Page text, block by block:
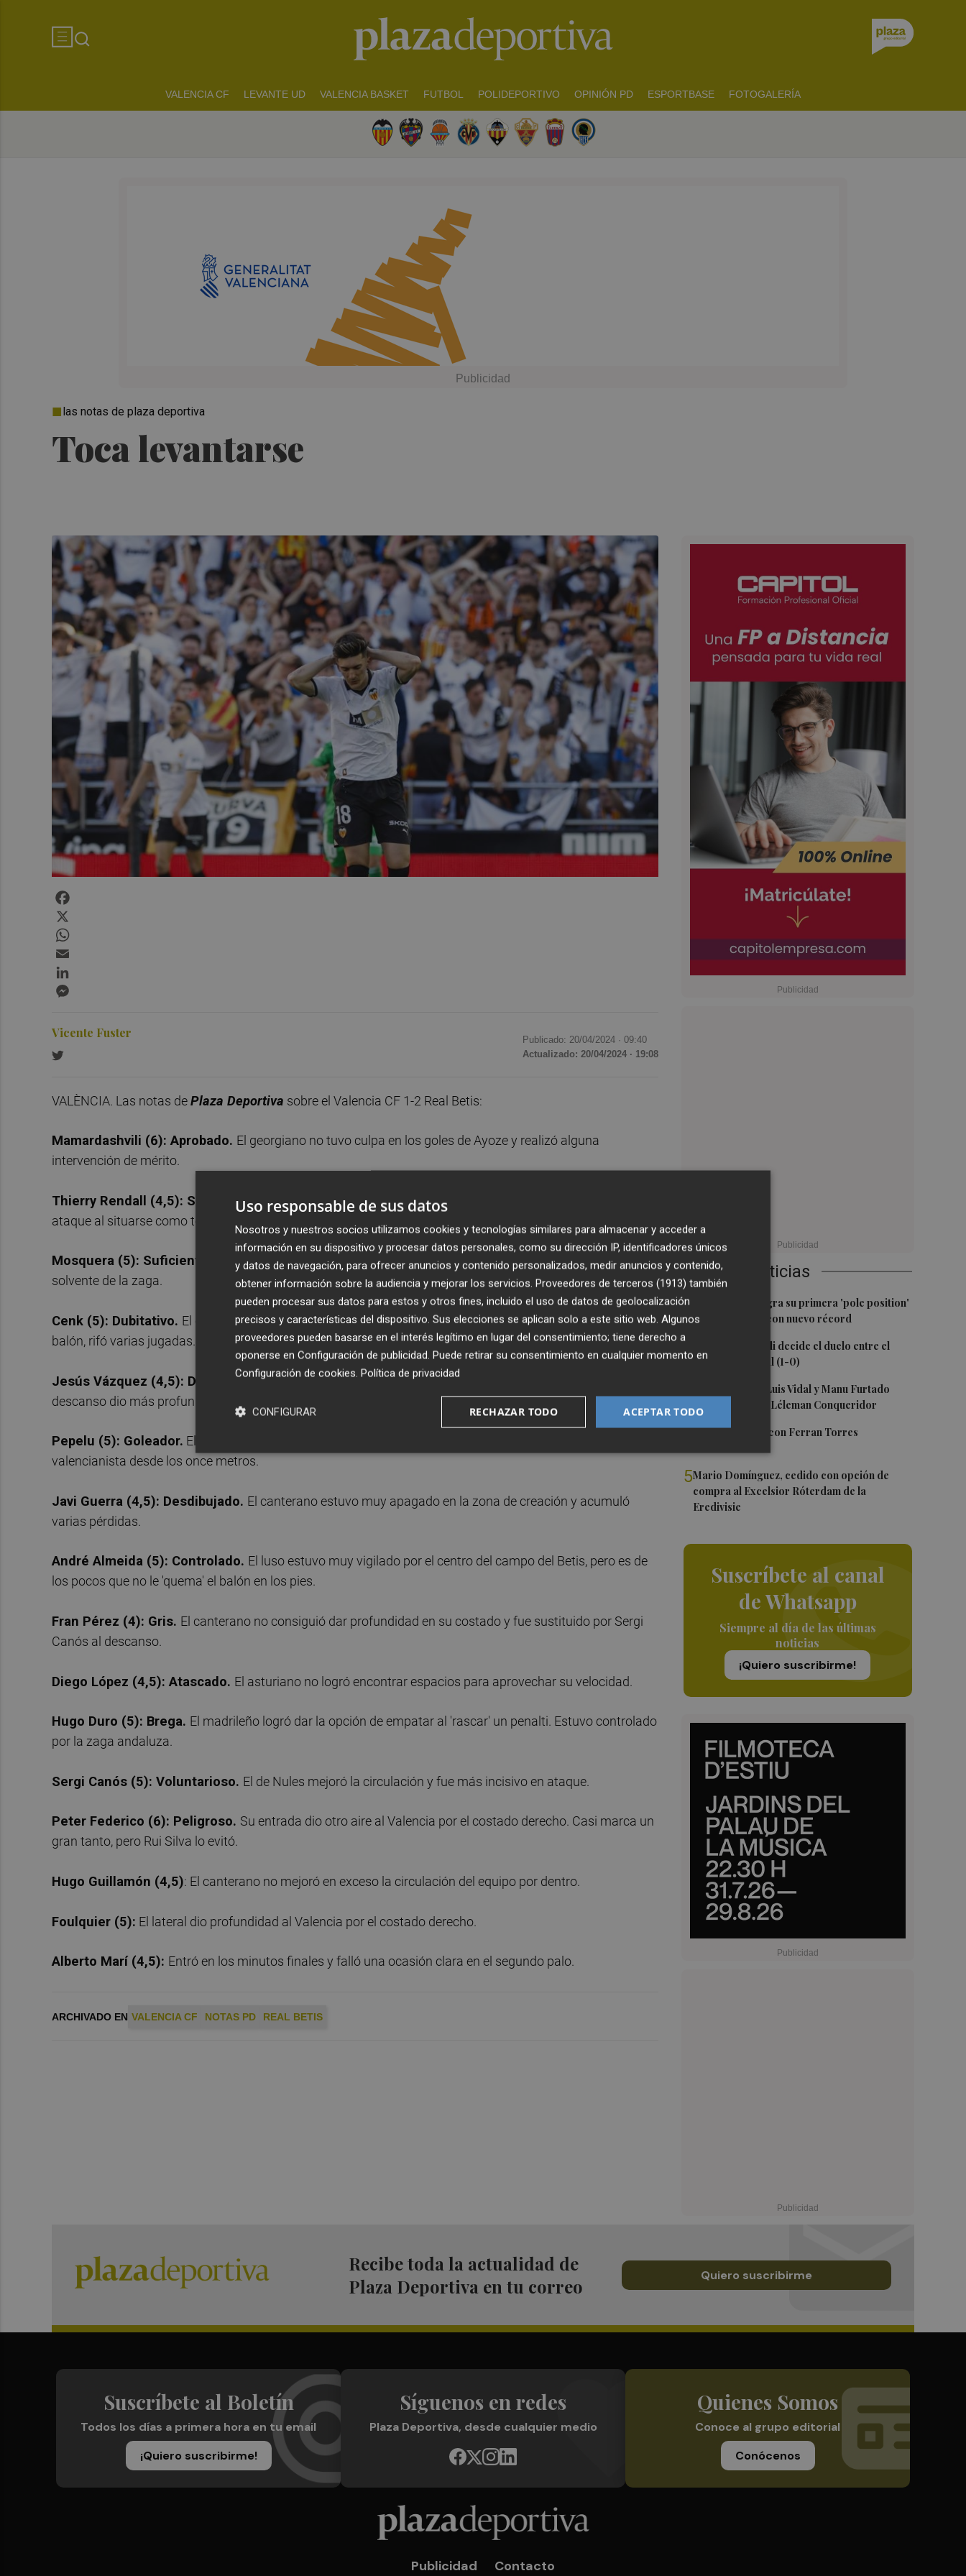
VALENCIA CF LEVANTE UD VALENCIA BASKET FUTBOL POLIDEPORTIVO OPINIÓN PD ESPORTBASE FOTOGALERÍA
Toca levantarse
las notas de plaza deportiva
Últimas Noticias
1
Jorge Martín logra su primera 'pole position'
en Silverstone, con nuevo récord
2
Un gol de Bardeli decide el duelo entre el
Levante y su filial (1-0)
Nacho Huerta, Luis Vidal y Manu Furtado
renuevan con el Léleman Conqueridor
4Foios se vuelca con Ferran Torres
5Mario Domínguez, cedido con opción de
compra al Excelsior Róterdam de la
Eredivisie
Suscríbete al canal
de Whatsapp
Siempre al día de las últimas
noticias
¡Quiero suscribirme!
Vicente Fuster Publicado: 20/04/2024 · 09:40
Actualizado: 20/04/2024 · 19:08
VALÈNCIA. Las notas dePlaza Deportiva sobre el Valencia CF 1-2 Real Betis:
Mamardashvili (6): Aprobado. El georgiano no tuvo culpa en los goles de Ayoze y realizó alguna
intervención de mérito.
Thierry Rendall (4,5): Superado.El Betis encontró varios espacios por su costado y estuvo comedido en
ataque al situarse como tercer central en la salida.
Mosquera (5): Suficiente.
Fue superado por Ayoze en la jugada del primer gol, pero sigue siendo el más
solvente de la zaga.
Cenk (5): Dubitativo. El central turco cometió algún error que pudo costar caro y se atascó en la salida de
balón, rifó varias jugadas.
Jesús Vázquez (4,5): De menos a más.Al canterano le costó entrar al partido en la primera parte, tras el
descanso dio más profundidad.
Pepelu (5): Goleador. El de Denia no logró imponerse al centro del campo del Betis. Hizo el tanto
valencianista desde los once metros.
Javi Guerra (4,5): Desdibujado. El canterano estuvo muy apagado en la zona de creación y acumuló
varias pérdidas.
André Almeida (5): Controlado. El luso estuvo muy vigilado por el centro del campo del Betis, pero es de
los pocos que no le 'quema' el balón en los pies.
Fran Pérez (4): Gris. El canterano no consiguió dar profundidad en su costado y fue sustituido por Sergi
Canós al descanso.
Diego López (4,5): Atascado. El asturiano no logró encontrar espacios para aprovechar su velocidad.
Hugo Duro (5): Brega. El madrileño logró dar la opción de empatar al 'rascar' un penalti. Estuvo controlado
por la zaga andaluza.
Sergi Canós (5): Voluntarioso. El de Nules mejoró la circulación y fue más incisivo en ataque.
Peter Federico (6): Peligroso. Su entrada dio otro aire al Valencia por el costado derecho. Casi marca un
gran tanto, pero Rui Silva lo evitó.
Hugo Guillamón (4,5): El canterano no mejoró en exceso la circulación del equipo por dentro.
Foulquier (5): El lateral dio profundidad al Valencia por el costado derecho.
Alberto Marí (4,5): Entró en los minutos finales y falló una ocasión clara en el segundo palo.
ARCHIVADO EN VALENCIA CF NOTAS PD REAL BETIS
Recibe toda la actualidad de
Plaza Deportiva en tu correo
Quiero suscribirme
Suscríbete al Boletín
Todos los días a primera hora en tu email
¡Quiero suscribirme!
Síguenos en redes
Plaza Deportiva, desde cualquier medio
Quienes Somos
Conoce al grupo editorial
Conócenos
Publicidad Contacto
Uso responsable de sus datos
Nosotros y nuestros socios utilizamos cookies y tecnologías similares para almacenar y acceder a
información en su dispositivo y procesar datos personales, como su dirección IP, identificadores únicos
y datos de navegación, para ofrecer anuncios y contenido personalizados, medir anuncios y contenido,
obtener información sobre la audiencia y mejorar los servicios. Proveedores de terceros (1913) también
pueden procesar sus datos para estos y otros fines, incluido el uso de datos de geolocalización
precisos y características del dispositivo. Sus elecciones se aplican solo a este sitio web. Algunos
proveedores pueden basarse en el interés legítimo en lugar del consentimiento; tiene derecho a
oponerse en Configuración de publicidad. Puede retirar su consentimiento en cualquier momento en
Configuración de cookies. Política de privacidad
ACEPTAR TODO
RECHAZAR TODO
CONFIGURAR